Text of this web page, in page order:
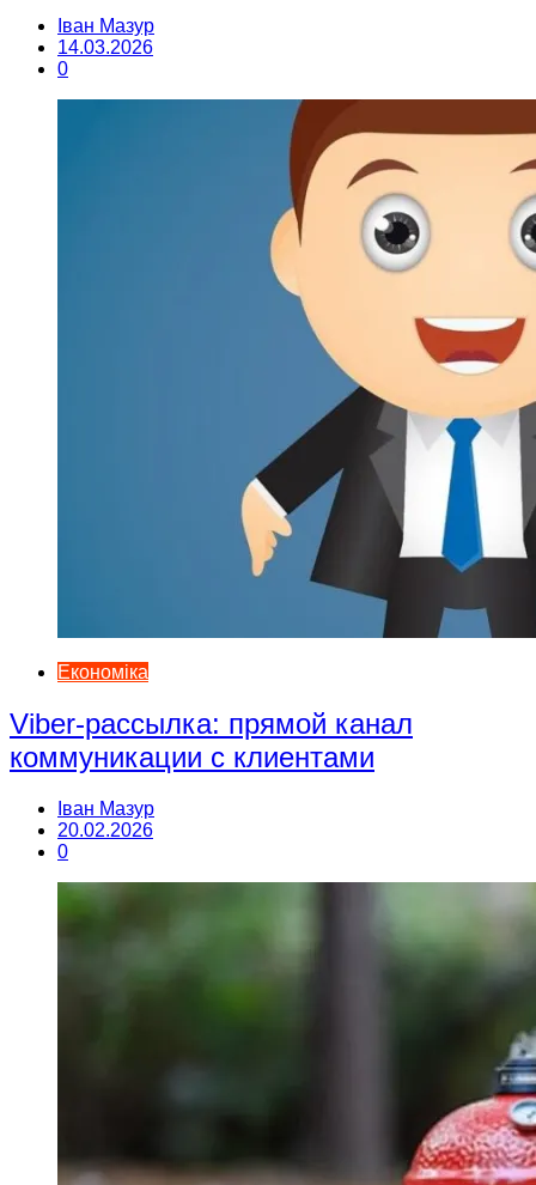
Іван Мазур
14.03.2026
0
Економіка
Viber-рассылка: прямой канал
коммуникации с клиентами
Іван Мазур
20.02.2026
0